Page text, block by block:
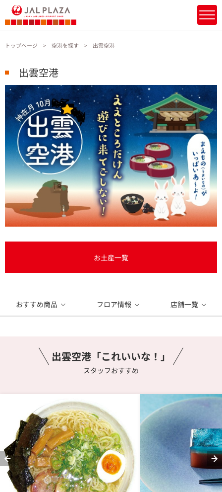
トップページ 空港を探す 出雲空港
出雲空港
お土産一覧
おすすめ商品 フロア情報 店舗一覧
出雲空港「これいいな！」
スタッフおすすめ